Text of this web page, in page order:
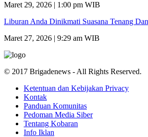
Maret 29, 2026 | 1:00 pm WIB
Liburan Anda Dinikmati Suasana Tenang
Maret 27, 2026 | 9:29 am WIB
© 2017 Brigadenews - All Rights Reserved.
Ketentuan dan Kebijakan Privacy
Kontak
Panduan Komunitas
Pedoman Media Siber
Tentang Kobaran
Info Iklan